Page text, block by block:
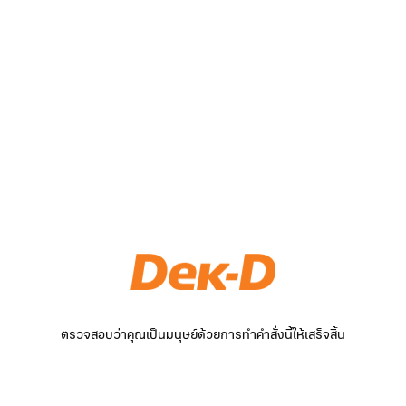
ตรวจสอบว่าคุณเป็นมนุษย์ด้วยการทำคำสั่งนี้ให้เสร็จสิ้น